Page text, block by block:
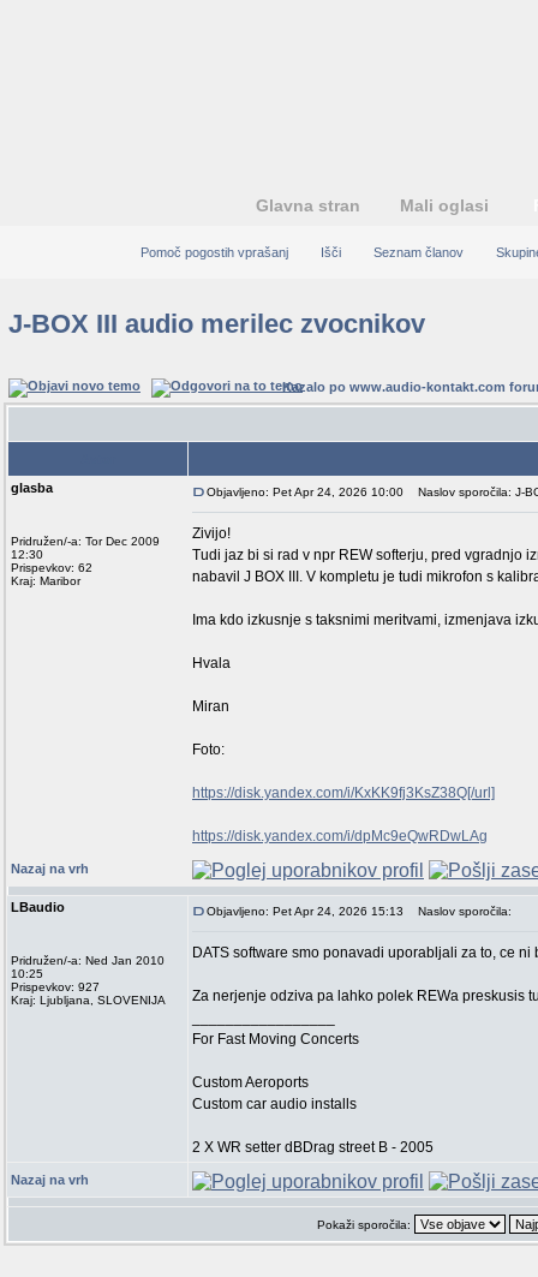
Glavna stran Mali oglasi
Pomoč pogostih vprašanj Išči Seznam članov
J-BOX III audio merilec zvocnikov
Kazalo po www.audio-kontakt.com
glasba
Pridružen/-a: Tor Dec 2009
12:30
Prispevkov: 62
Kraj: Maribor
Objavljeno: Pet Apr 24, 2026 10:00 Naslov sporočila: J-
Zivijo!
Tudi jaz bi si rad v npr REW softerju, pred vgradnjo
nabavil J BOX III. V kompletu je tudi mikrofon s
Ima kdo izkusnje s taksnimi meritvami, izmenjava
Hvala
Miran
Foto:
https://disk.yandex.com/i/KxKK9fj3KsZ38Q[/url]
https://disk.yandex.com/i/dpMc9eQwRDwLAg
Nazaj na vrh
LBaudio
Pridružen/-a: Ned Jan 2010
10:25
Prispevkov: 927
Kraj: Ljubljana, SLOVENIJA
Objavljeno: Pet Apr 24, 2026 15:13 Naslov sporočila:
DATS software smo ponavadi uporabljali za to, ce
Za nerjenje odziva pa lahko polek REWa preskusis
For Fast Moving Concerts
Custom Aeroports
Custom car audio installs
2 X WR setter dBDrag street B - 2005
Nazaj na vrh
Pokaži sporočila: